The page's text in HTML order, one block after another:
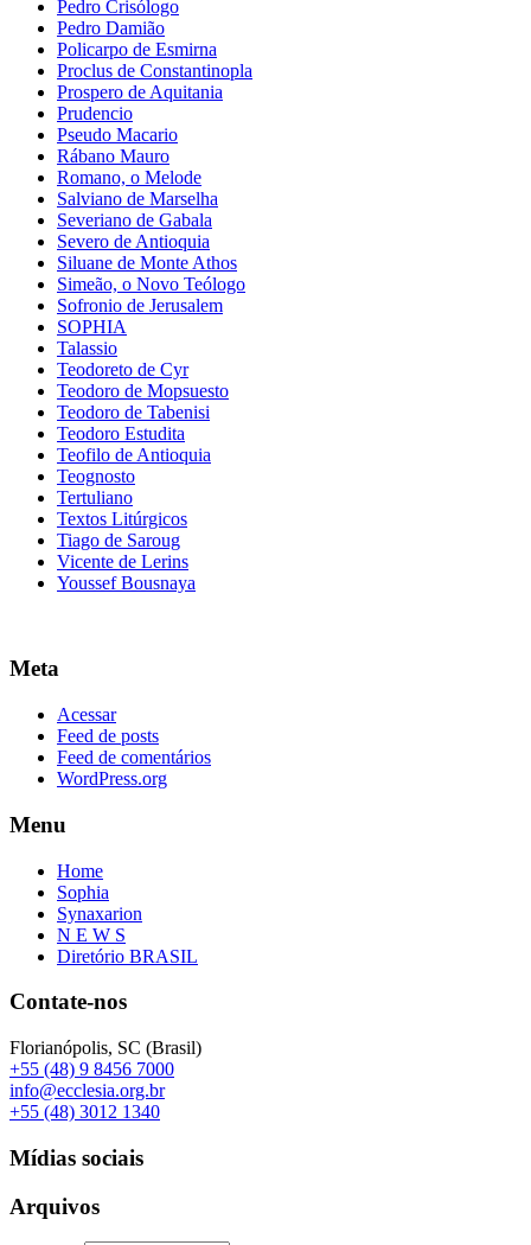
Pedro Crisólogo
Pedro Damião
Policarpo de Esmirna
Proclus de Constantinopla
Prospero de Aquitania
Prudencio
Pseudo Macario
Rábano Mauro
Romano, o Melode
Salviano de Marselha
Severiano de Gabala
Severo de Antioquia
Siluane de Monte Athos
Simeão, o Novo Teólogo
Sofronio de Jerusalem
SOPHIA
Talassio
Teodoreto de Cyr
Teodoro de Mopsuesto
Teodoro de Tabenisi
Teodoro Estudita
Teofilo de Antioquia
Teognosto
Tertuliano
Textos Litúrgicos
Tiago de Saroug
Vicente de Lerins
Youssef Bousnaya
Meta
Acessar
Feed de posts
Feed de comentários
WordPress.org
Menu
Home
Sophia
Synaxarion
N E W S
Diretório BRASIL
Contate-nos
Florianópolis, SC (Brasil)
+55 (48) 9 8456 7000
info@ecclesia.org.br
+55 (48) 3012 1340
Mídias sociais
Arquivos